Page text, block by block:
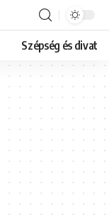
Szépség és divat